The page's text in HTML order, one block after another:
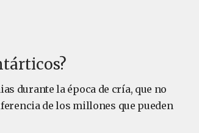
durante la época de cría, que no
de los millones que pueden